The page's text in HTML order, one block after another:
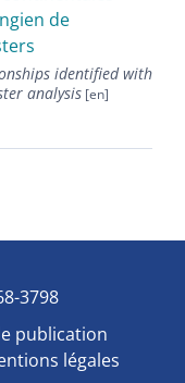
de
identified with
analysis
3798
publication
légales